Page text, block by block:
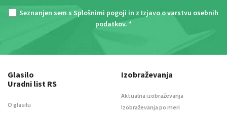
Seznanjen sem s Splošnimi pogoji in z Izjavo o varstvu osebnih
podatkov. *
Glasilo
Uradni list RS
O glasilu
Izobraževanja
Aktualna izobraževanja
Izobraževanja po meri